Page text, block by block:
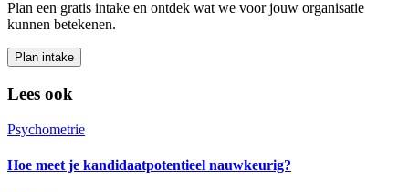
Plan een gratis intake en ontdek wat we voor jouw organisatie
kunnen betekenen.
Plan intake
Lees ook
Psychometrie
Hoe meet je kandidaatpotentieel nauwkeurig?